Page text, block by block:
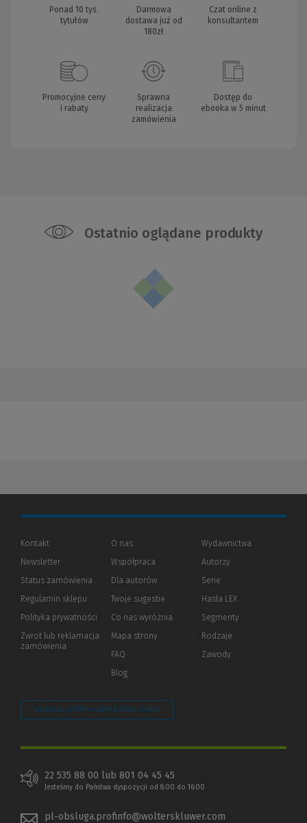
Ponad 10 tys.
tytułów
Darmowa
dostawa już od
180zł
Czat online z
konsultantem
Promocyjne ceny
i rabaty
Sprawna
realizacja
zamówienia
Dostęp do
ebooka w 5 minut
Ostatnio oglądane produkty
Kontakt
Newsletter
Status zamówienia
Regulamin sklepu
Polityka prywatności (Nowe
(Link
innej
Zwrot lub reklamacja
zamówienia
O nas
Współpraca
Dla autorów(Nowe
(Link
innej
Twoje sugestie
Co nas wyróżnia
Mapa strony
FAQ
Blog
Wydawnictwa
Autorzy
Serie
Hasła LEX
Segmenty
Rodzaje
Zawody
Zarządzaj preferencjami plików cookie
22 535 88 00 lub 801 04 45 45
Jesteśmy do Państwa dyspozycji od 8:00 do 16:00
pl-obsluga.profinfo@wolterskluwer.com